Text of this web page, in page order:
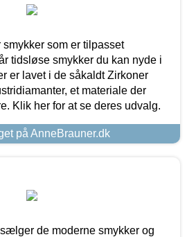
som er tilpasset
tidsløse smykker du kan nyde i
er lavet i de såkaldt Zirkoner
et materiale der
Klik her for at se deres udvalg.
på AnneBrauner.dk
de moderne smykker og